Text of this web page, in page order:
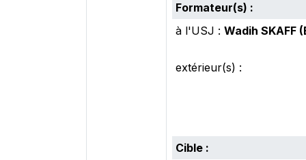
Formateur(s) :
à l'USJ : Wadih SKAFF
extérieur(s) :
Cible :